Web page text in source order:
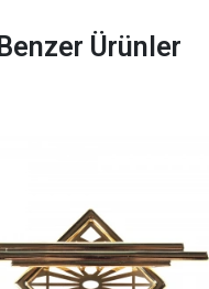
Benzer Ürünler